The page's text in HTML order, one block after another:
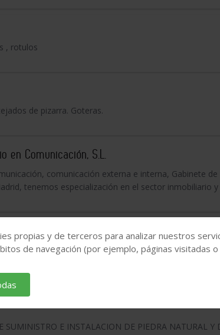
, rotulos
de pizarra. Goteras.
en Comunicación, S.L.
comunicación externa e interna, Gabinete
tenemos especialización en el sector inmobiliario
LLANOS MACIAS Sl
a la rehabilitación de edificios. Especialista en
SUMINISTRO E INSTALACION DE PIEDRA NATURAL Y
propias y de terceros para analizar nuestros
de navegación (por ejemplo, páginas visitadas